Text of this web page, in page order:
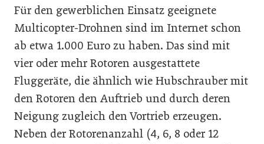
Für den gewerblichen Einsatz geeignete
Multicopter-Drohnen sind im Internet schon
ab etwa 1.000 Euro zu haben. Das sind mit
vier oder mehr Rotoren ausgestattete
Fluggeräte, die ähnlich wie Hubschrauber mit
den Rotoren den Auftrieb und durch deren
Neigung zugleich den Vortrieb erzeugen.
Neben der Rotorenanzahl (4, 6, 8 oder 12